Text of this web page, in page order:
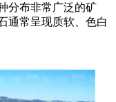
分布非常广泛的矿
通常呈现质软、色白